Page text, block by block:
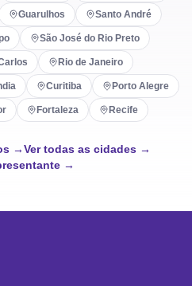
Guarulhos Santo André
São José do Rio Preto
Rio de Janeiro
Curitiba Porto Alegre
Fortaleza Recife
→Ver todas as cidades →
→